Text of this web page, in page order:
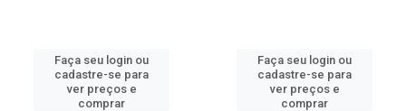
Faça seu login ou
cadastre-se para
ver preços e
comprar
Faça seu login ou
cadastre-se para
ver preços e
comprar